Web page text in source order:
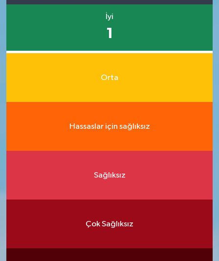
İyi
1
Orta
Hassaslar için sağlıksız
Sağlıksız
Çok Sağlıksız